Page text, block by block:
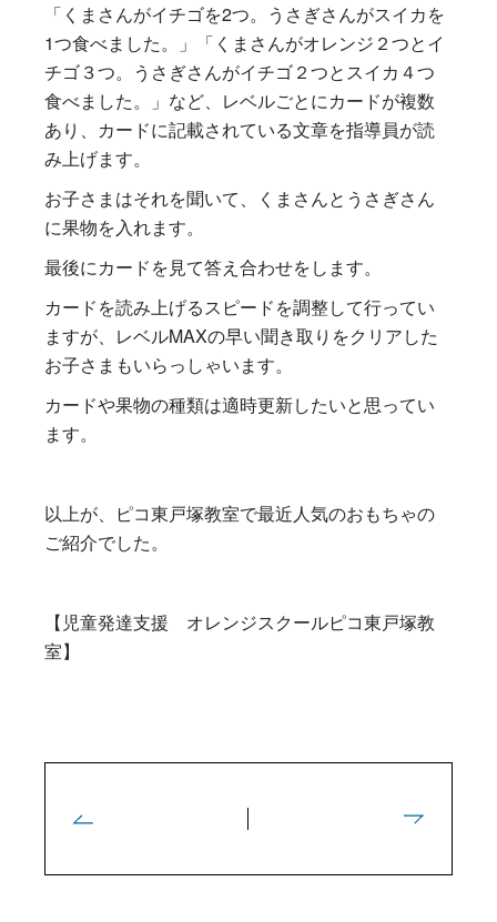
「くまさんがイチゴを2つ。うさぎさんがスイカを
1つ食べました。」「くまさんがオレンジ２つとイ
チゴ３つ。うさぎさんがイチゴ２つとスイカ４つ
食べました。」など、レベルごとにカードが複数
あり、カードに記載されている文章を指導員が読
み上げます。
お子さまはそれを聞いて、くまさんとうさぎさん
に果物を入れます。
最後にカードを見て答え合わせをします。
カードを読み上げるスピードを調整して行ってい
ますが、レベルMAXの早い聞き取りをクリアした
お子さまもいらっしゃいます。
カードや果物の種類は適時更新したいと思ってい
ます。
以上が、ピコ東戸塚教室で最近人気のおもちゃの
ご紹介でした。
【児童発達支援 オレンジスクールピコ東戸塚教
室】